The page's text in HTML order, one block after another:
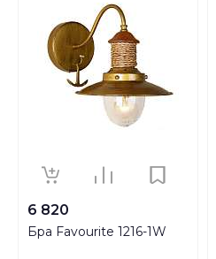
6 820
Бра Favourite 1216-1W